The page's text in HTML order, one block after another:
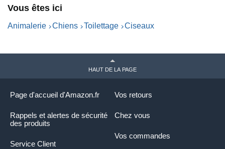
Vitesse Continue et
Buses (Noir)
Vous êtes ici
Animalerie Chiens Toilettage Ciseaux
HAUT DE LA PAGE
Vos retours
Chez vous
Vos commandes
Page d'accueil d'Amazon.fr
Rappels et alertes de sécurité
des produits
Service Client